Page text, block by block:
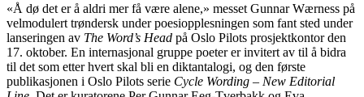
«Å dø det er å aldri mer få være alene,» messet Gunnar Wærness på
velmodulert trøndersk under poesiopplesningen som fant sted under
lanseringen av The Word’s Head på Oslo Pilots prosjektkontor den
17. oktober. En internasjonal gruppe poeter er invitert av til å bidra
til det som etter hvert skal bli en diktantalogi, og den første
publikasjonen i Oslo Pilots serie Cycle Wording – New Editorial